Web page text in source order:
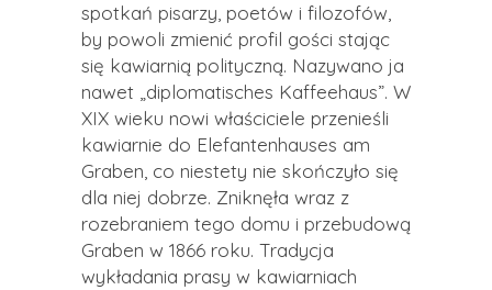
spotkań pisarzy, poetów i filozofów,
by powoli zmienić profil gości stając
się kawiarnią polityczną. Nazywano ja
nawet „diplomatisches Kaffeehaus”. W
XIX wieku nowi właściciele przenieśli
kawiarnie do Elefantenhauses am
Graben, co niestety nie skończyło się
dla niej dobrze. Zniknęła wraz z
rozebraniem tego domu i przebudową
Graben w 1866 roku. Tradycja
wykładania prasy w kawiarniach